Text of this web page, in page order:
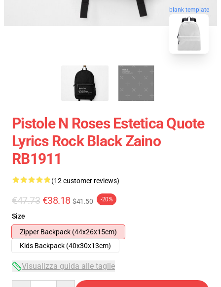
blank template
Pistole N Roses Estetica Quote
Lyrics Rock Black Zaino
RB1911
(12 customer reviews)
€47.73 €38.18 $41.50 -20%
Size
Zipper Backpack (44x26x15cm)
Kids Backpack (40x30x13cm)
Visualizza guida alle taglie